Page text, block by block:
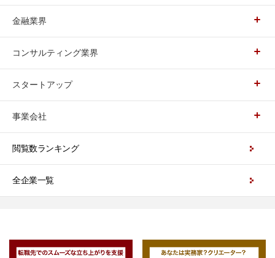
金融業界
コンサルティング業界
スタートアップ
事業会社
閲覧数ランキング
全企業一覧